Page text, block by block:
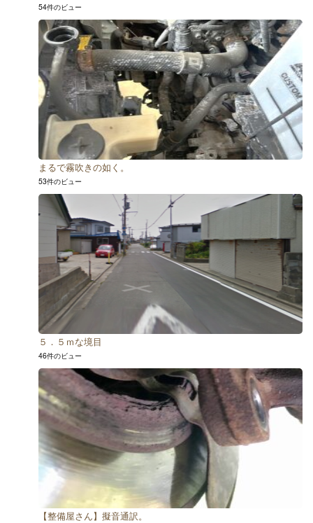
54件のビュー
まるで霧吹きの如く。
53件のビュー
５．５ｍな境目
46件のビュー
【整備屋さん】擬音通訳。